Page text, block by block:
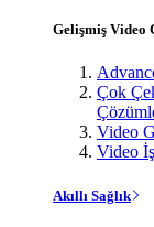
Gelişmiş Video
Çok
Video
Video
Akıllı Sağlık